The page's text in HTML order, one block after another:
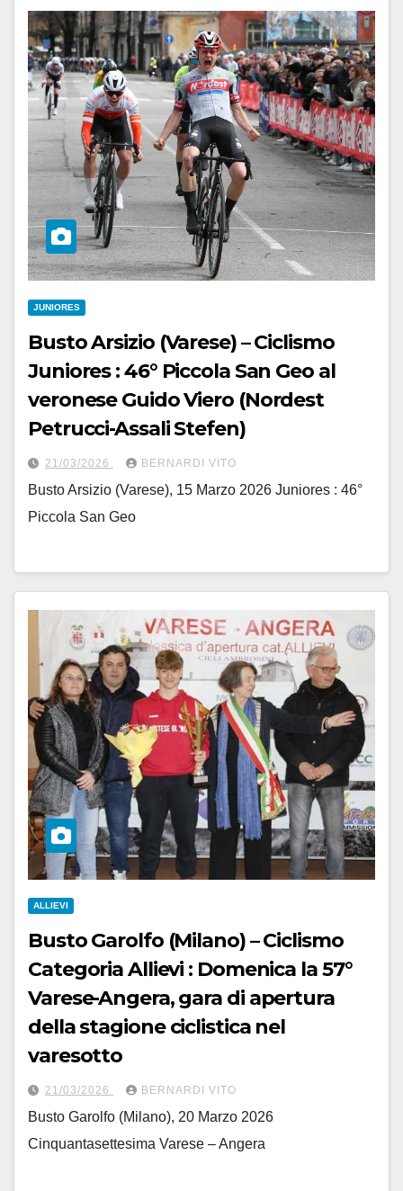
JUNIORES
Busto Arsizio (Varese) – Ciclismo
Juniores : 46° Piccola San Geo al
veronese Guido Viero (Nordest
Petrucci-Assali Stefen)
21/03/2026 BERNARDI VITO
Busto Arsizio (Varese), 15 Marzo 2026 Juniores : 46°
Piccola San Geo
ALLIEVI
Busto Garolfo (Milano) – Ciclismo
Categoria Allievi : Domenica la 57°
Varese-Angera, gara di apertura
della stagione ciclistica nel
varesotto
21/03/2026 BERNARDI VITO
Busto Garolfo (Milano), 20 Marzo 2026
Cinquantasettesima Varese – Angera